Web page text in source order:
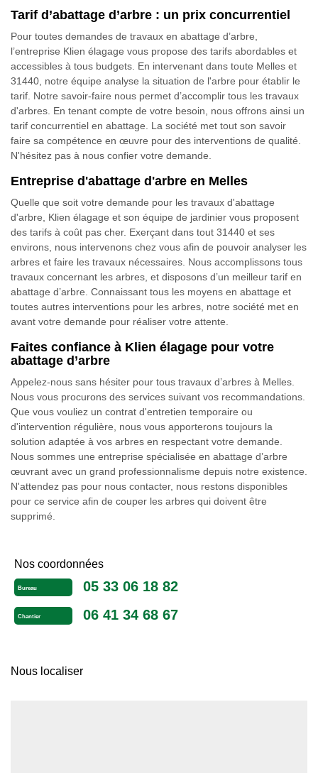
Tarif d’abattage d’arbre : un prix concurrentiel
Pour toutes demandes de travaux en abattage d’arbre,
l’entreprise Klien élagage vous propose des tarifs abordables et
accessibles à tous budgets. En intervenant dans toute Melles et
31440, notre équipe analyse la situation de l'arbre pour établir le
tarif. Notre savoir-faire nous permet d’accomplir tous les travaux
d'arbres. En tenant compte de votre besoin, nous offrons ainsi un
tarif concurrentiel en abattage. La société met tout son savoir
faire sa compétence en œuvre pour des interventions de qualité.
N'hésitez pas à nous confier votre demande.
Entreprise d'abattage d'arbre en Melles
Quelle que soit votre demande pour les travaux d'abattage
d'arbre, Klien élagage et son équipe de jardinier vous proposent
des tarifs à coût pas cher. Exerçant dans tout 31440 et ses
environs, nous intervenons chez vous afin de pouvoir analyser les
arbres et faire les travaux nécessaires. Nous accomplissons tous
travaux concernant les arbres, et disposons d’un meilleur tarif en
abattage d’arbre. Connaissant tous les moyens en abattage et
toutes autres interventions pour les arbres, notre société met en
avant votre demande pour réaliser votre attente.
Faites confiance à Klien élagage pour votre
abattage d’arbre
Appelez-nous sans hésiter pour tous travaux d’arbres à Melles.
Nous vous procurons des services suivant vos recommandations.
Que vous vouliez un contrat d'entretien temporaire ou
d'intervention régulière, nous vous apporterons toujours la
solution adaptée à vos arbres en respectant votre demande.
Nous sommes une entreprise spécialisée en abattage d’arbre
œuvrant avec un grand professionnalisme depuis notre existence.
N'attendez pas pour nous contacter, nous restons disponibles
pour ce service afin de couper les arbres qui doivent être
supprimé.
Nos coordonnées
Bureau 05 33 06 18 82
Chantier 06 41 34 68 67
Nous localiser